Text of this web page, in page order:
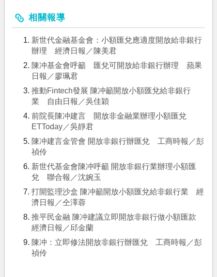
相關報導
新世代金融基金會：小額匯兌應適度開放給非銀行
辦理 經濟日報／陳美君
陳冲基金會呼籲 匯兌可開放給非銀行辦理 蘋果
日報／廖珮君
推動Fintech發展 陳冲籲開放小額匯兌給非銀行
業 自由日報／吳佳穎
前院長陳冲建言 開放非金融業辦理小額匯兌
ETToday／吳靜君
陳冲建言金管會 開放非銀行辦匯兌 工商時報／彭
禎伶
新世代基金會陳冲呼籲 開放非銀行業辦理小額匯
兌 聯合報／沈婉玉
打開監理沙盒 陳冲籲開放小額匯兌給非銀行業 經
濟日報／仝澤蓉
推平民金融 陳冲建議立即開放非銀行做小額匯款
經濟日報／邱金蘭
陳冲：立即修法開放非銀行辦匯兌 工商時報／彭
禎伶